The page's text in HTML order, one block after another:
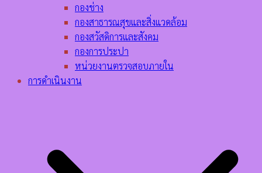
กองช่าง
กองสาธารณสุขและสิ่งแวดล้อม
กองสวัสดิการและสังคม
กองการประปา
หน่วยงานตรวจสอบภายใน
การดำเนินงาน